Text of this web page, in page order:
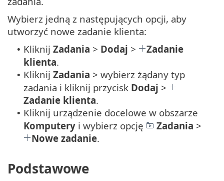
Wybierz jedną z następujących opcji, aby
utworzyć nowe zadanie klienta:
• Kliknij Zadania > Dodaj >
Zadanie
klienta.
• Kliknij Zadania > wybierz żądany typ
zadania i kliknij przycisk Dodaj >
Zadanie klienta.
• Kliknij urządzenie docelowe w obszarze
Komputery i wybierz opcję Zadania >
Nowe zadanie.
Podstawowe